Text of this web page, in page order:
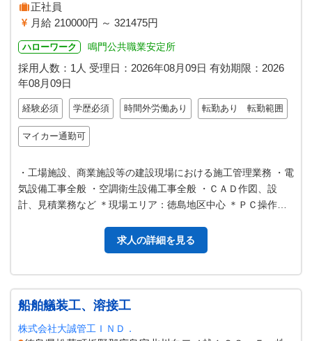
正社員
月給 210000円 ～ 321475円
ハローワーク 鳴門公共職業安定所
採用人数：1人 受理日： 2026年08月09日 有効期限： 2026
年08月09日
経験必須 学歴必須 時間外労働あり 転勤あり 転勤範囲
マイカー通勤可
・工場施設、商業施設等の建設現場における施工管理業務 ・電
気設備工事全般 ・空調衛生設備工事全般 ・ＣＡＤ作図、設
計、見積業務など ＊現場エリア：徳島地区中心 ＊ＰＣ操作あ
求人の詳細を見る
船舶艤装工、溶接工
株式会社大誠管工ＩＮＤ．